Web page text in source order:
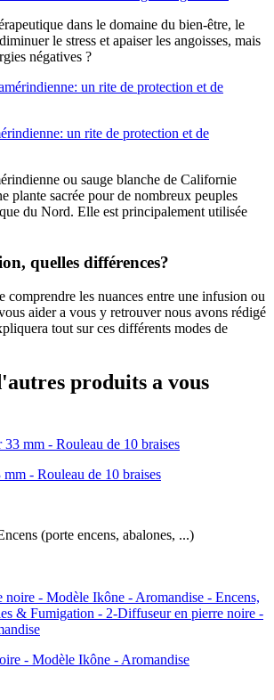
dans le domaine du bien-être, le
le stress et apaiser les angoisses, mais
négatives ?
un rite de protection et de
ou sauge blanche de Californie
plante sacrée pour de nombreux peuples
du Nord. Elle est principalement utilisée
quelles différences?
les nuances entre une infusion ou
aider a vous y retrouver nous avons rédigé
tout sur ces différents modes de
produits a vous
- Rouleau de 10 braises
(porte encens, abalones, ...)
- Modèle Ikône - Aromandise